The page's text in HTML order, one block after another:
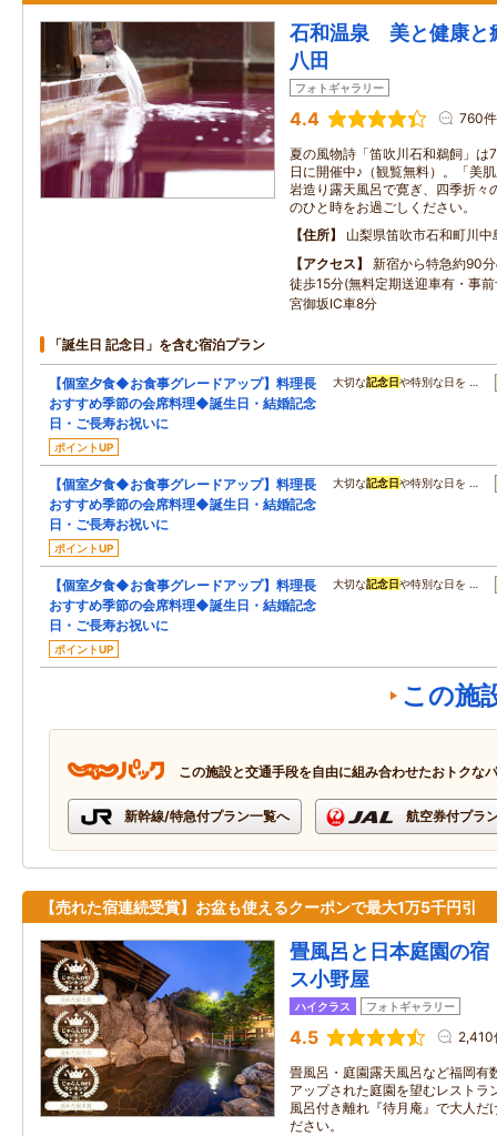
石和温泉 美と健康
八田
フォトギャラリー
4.4 760件
夏の風物詩「笛吹川石和鵜飼」
日に開催中♪（観覧無料）。「美
岩造り露天風呂で寛ぎ、四季折々
のひと時をお過ごしください。
住所
山梨県笛吹市石和町川
アクセス
新宿から特急約90
徒歩15分(無料定期送迎車有・事
宮御坂IC車8分
「誕生日 記念日」を含む宿泊プラン
【個室夕食◆お食事グレードアップ】料理長
おすすめ季節の会席料理◆誕生日・結婚記念
日・ご長寿お祝いに
ポイントUP
大切な記念日や特別な日を …
【個室夕食◆お食事グレードアップ】料理長
おすすめ季節の会席料理◆誕生日・結婚記念
日・ご長寿お祝いに
ポイントUP
大切な記念日や特別な日を …
【個室夕食◆お食事グレードアップ】料理長
おすすめ季節の会席料理◆誕生日・結婚記念
日・ご長寿お祝いに
ポイントUP
大切な記念日や特別な日を …
この施
この施設と交通手段を自由に組み合わせたおトクな
新幹線/特急付プラン一覧へ 航空券付プラ
【売れた宿連続受賞】お盆も使えるクーポンで最大1万5千円引
畳風呂と日本庭園の
ス小野屋
ハイクラス フォトギャラリー
4.5 2,410
畳風呂・庭園露天風呂など福岡有
アップされた庭園を望むレストラ
風呂付き離れ『待月庵』で大人だ
ださい。